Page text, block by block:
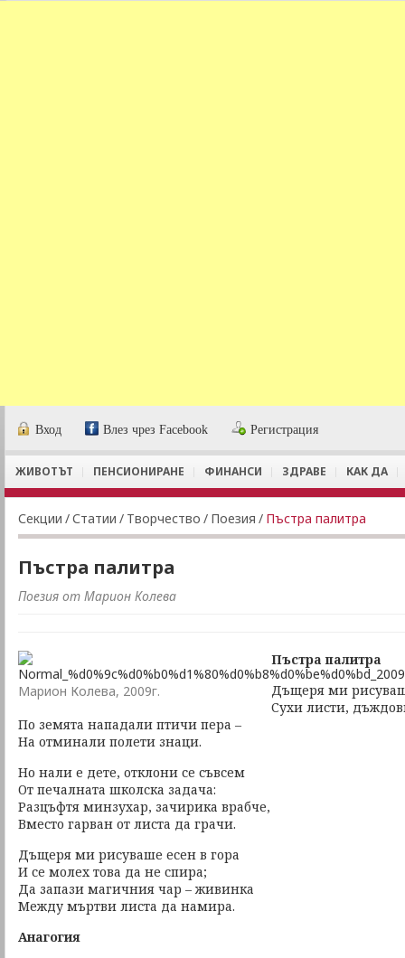
Вход Влез чрез Facebook Регистрация
ЖИВОТЪТ ПЕНСИОНИРАНЕ ФИНАНСИ ЗДРАВЕ КАК ДА
Секции /Статии / Творчество / Поезия / Пъстра палитра
Пъстра палитра
Поезия от Марион Колева
Марион Колева, 2009г.
Пъстра палитра
Дъщеря ми
Сухи листи,
По земята нападали птичи пера –
На отминали полети знаци.
Но нали е дете, отклони се съвсем
От печалната школска задача:
Разцъфтя минзухар, зачирика врабче,
Вместо гарван от листа да грачи.
Дъщеря ми рисуваше есен в гора
И се молех това да не спира;
Да запази магичния чар – живинка
Между мъртви листа да намира.
Анагогия